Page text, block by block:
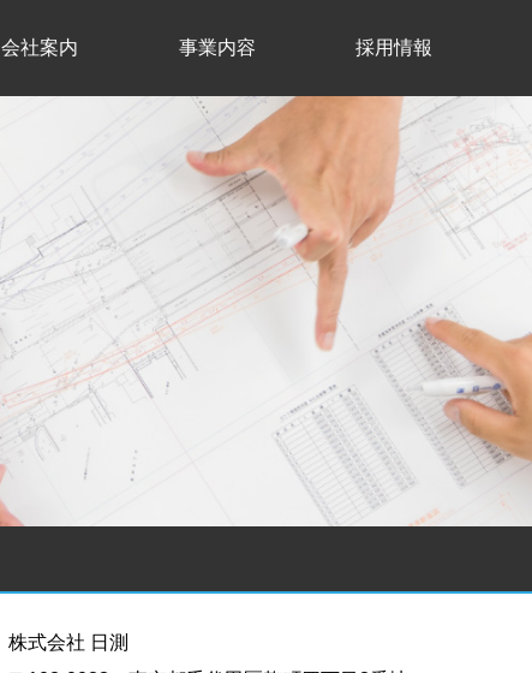
会社案内 事業内容 採用情報
株式会社 日測